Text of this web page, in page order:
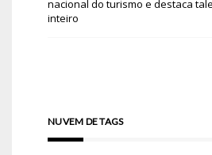
nacional do turismo e destaca
inteiro
NUVEM DE TAGS